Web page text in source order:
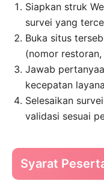
Siapkan struk
survei yang
Buka situs
(nomor
Jawab
kecepatan
Selesaikan
validasi sesuai
Syarat